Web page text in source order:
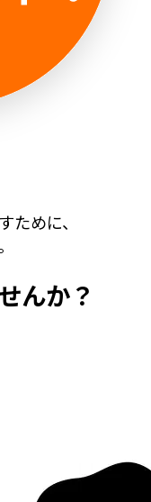
めに、
んか？